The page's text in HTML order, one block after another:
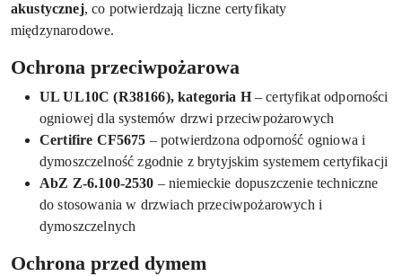
akustycznej, co potwierdzają liczne certyfikaty
międzynarodowe.
Ochrona przeciwpożarowa
UL UL10C (R38166), kategoria H– certyfikat odporności
ogniowej dla systemów drzwi przeciwpożarowych
Certifire CF5675 – potwierdzona odporność ogniowa i
dymoszczelność zgodnie z brytyjskim systemem certyfikacji
AbZ Z-6.100-2530 – niemieckie dopuszczenie techniczne
do stosowania w drzwiach przeciwpożarowych i
dymoszczelnych
Ochrona przed dymem